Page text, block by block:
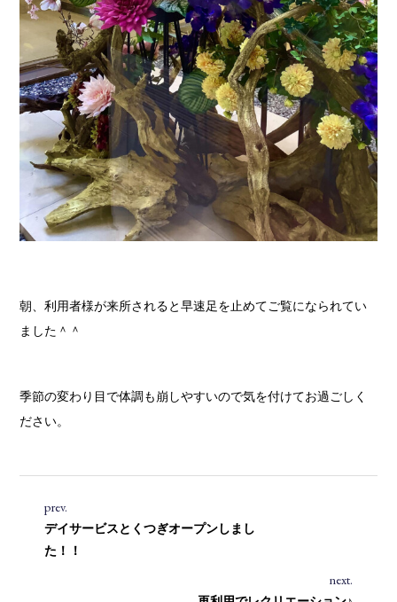
朝、利用者様が来所されると早速足を止めてご覧になられてい
ました＾＾
季節の変わり目で体調も崩しやすいので気を付けてお過ごしく
ださい。
prev.
デイサービスとくつぎオープンしまし
た！！
next.